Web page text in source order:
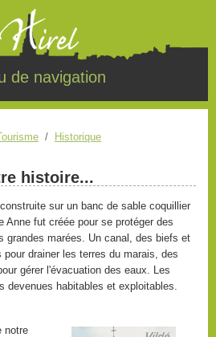
de navigation
/ Historique
histoire...
sur un banc de sable coquillier
Anne fut créée pour se protéger des
grandes marées. Un canal, des biefs et
drainer les terres du marais, des
gérer l'évacuation des eaux. Les
devenues habitables et exploitables.
notre